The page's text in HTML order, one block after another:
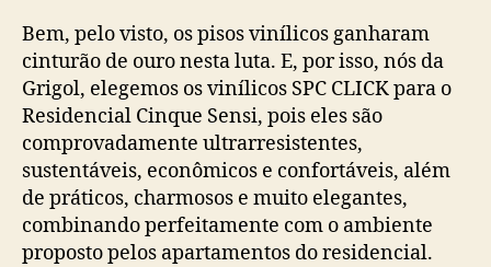
Bem, pelo visto, os pisos vinílicos ganharam
cinturão de ouro nesta luta. E, por isso, nós da
Grigol, elegemos os vinílicos SPC CLICK para o
Residencial Cinque Sensi, pois eles são
comprovadamente ultrarresistentes,
sustentáveis, econômicos e confortáveis, além
de práticos, charmosos e muito elegantes,
combinando perfeitamente com o ambiente
proposto pelos apartamentos do residencial.